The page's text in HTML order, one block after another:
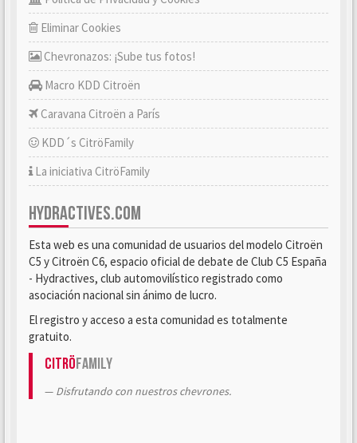
Eliminar Cookies
Chevronazos: ¡Sube tus fotos!
Macro KDD Citroën
Caravana Citroën a París
KDD´s CitröFamily
La iniciativa CitröFamily
HYDRACTIVES.COM
Esta web es una comunidad de usuarios del modelo Citroën
C5 y Citroën C6, espacio oficial de debate de Club C5 España
- Hydractives, club automovilístico registrado como
asociación nacional sin ánimo de lucro.
El registro y acceso a esta comunidad es totalmente
gratuito.
CitröFamily
Disfrutando con nuestros chevrones.